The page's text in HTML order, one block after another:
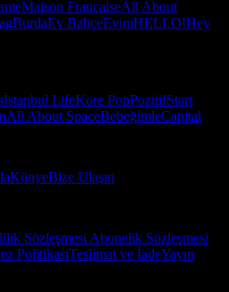
Maison FrançaiseAll About
BurdaEv BahçeEvimHELLO!Hey
İstanbul LifeKore PopPozitifStart
All About SpaceBebeğimleCapital
KünyeBize Ulaşın
Sözleşmesi Abonelik Sözleşmesi
PolitikasıTeslimat ve İadeYayın